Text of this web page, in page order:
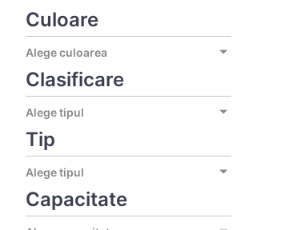
Culoare
Alege culoarea
Clasificare
Alege tipul
Tip
Alege tipul
Capacitate